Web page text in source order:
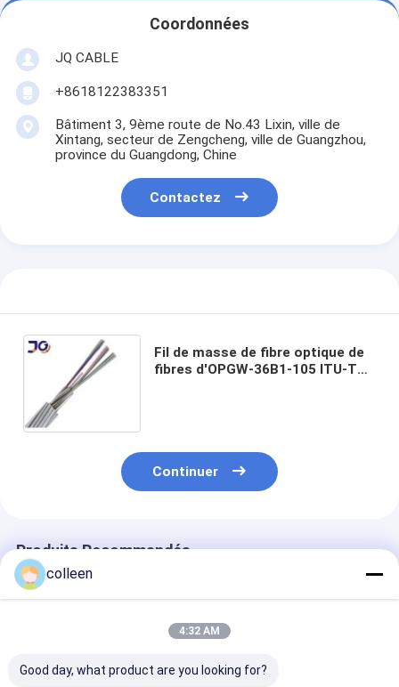
Coordonnées
JQ CABLE
+8618122383351
Bâtiment 3, 9ème route de No.43 Lixin, ville de
Xintang, secteur de Zengcheng, ville de Guangzhou,
province du Guangdong, Chine
Contactez
Fil de masse de fibre optique de
fibres d'OPGW-36B1-105 ITU-T
Continuer
Produits Recommandés
colleen
4:32 AM
Good day, what product are you looking for?